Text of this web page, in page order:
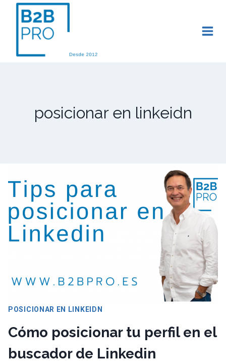
Saltar
contenido
posicionar en linkeidn
POSICIONAR EN LINKEIDN
Cómo posicionar tu perfil en el
buscador de Linkedin